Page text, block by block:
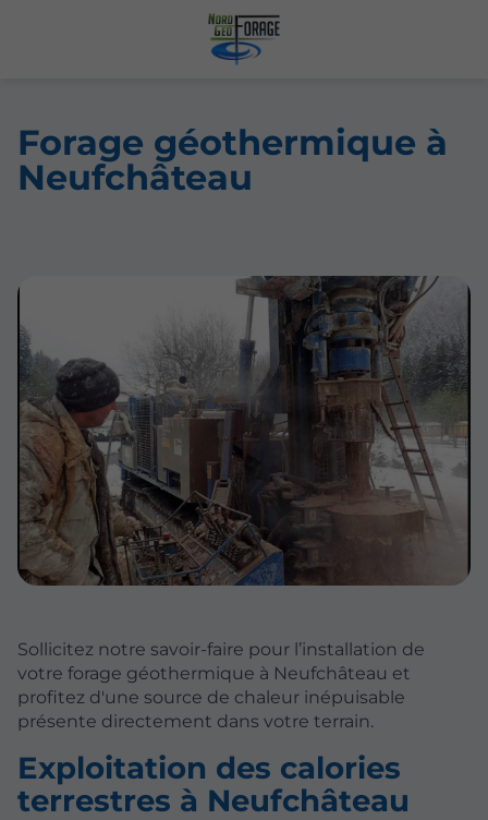
Forage géothermique à
Neufchâteau
Sollicitez notre savoir-faire pour l’installation de
votre forage géothermique à Neufchâteau et
profitez d'une source de chaleur inépuisable
présente directement dans votre terrain.
Exploitation des calories
terrestres à Neufchâteau